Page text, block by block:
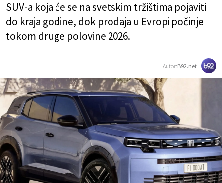
SUV-a koja će se na svetskim tržištima pojaviti
do kraja godine, dok prodaja u Evropi počinje
tokom druge polovine 2026.
Autor:B92.net